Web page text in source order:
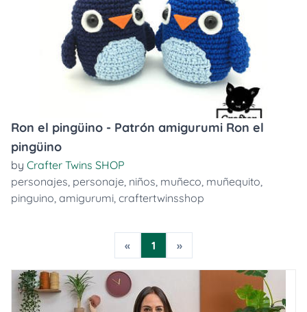
Ron el pingüino - Patrón amigurumi Ron el
pingüino
by Crafter Twins SHOP
personajes, personaje, niños, muñeco, muñequito,
pinguino, amigurumi, craftertwinsshop
« 1 »